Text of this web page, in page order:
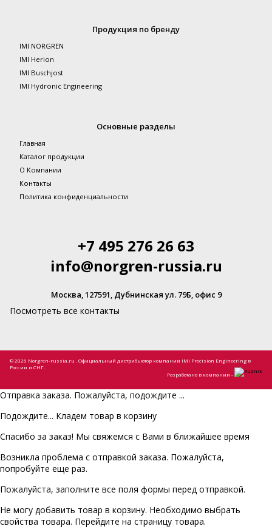
Продукция по бренду
IMI NORGREN
IMI Herion
IMI Buschjost
IMI Hydronic Engineering
Основные разделы
Главная
Каталог продукции
О Компании
Контакты
Политика конфиденциальности
+7 495 276 26 63
info@norgren-russia.ru
Москва, 127591, Дубнинская ул. 79Б, офис 9
Посмотреть все контакты
© 2026 Norgren-russia.ru . Официальный дистрибьютор компании IMI Precision Engineering в
России и СНГ.
Разработано в компании -
Отправка заказа. Пожалуйста, подождите ...
Подождите... Кладем товар в корзину
Спасибо за заказ! Мы свяжемся с Вами в ближайшее время
Возникла проблема с отправкой заказа. Пожалуйста,
попробуйте еще раз.
Пожалуйста, заполните все поля формы перед отправкой.
Не могу добавить товар в корзину. Необходимо выбрать
свойства товара. Перейдите на страницу товара.